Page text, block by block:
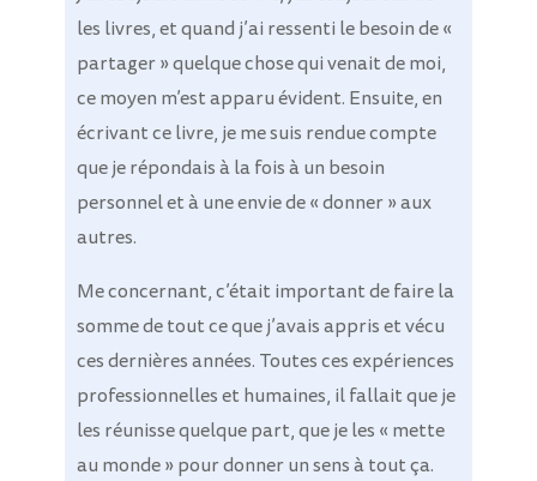
les livres, et quand j’ai ressenti le besoin de «
partager » quelque chose qui venait de moi,
ce moyen m’est apparu évident. Ensuite, en
écrivant ce livre, je me suis rendue compte
que je répondais à la fois à un besoin
personnel et à une envie de « donner » aux
autres.
Me concernant, c’était important de faire la
somme de tout ce que j’avais appris et vécu
ces dernières années. Toutes ces expériences
professionnelles et humaines, il fallait que je
les réunisse quelque part, que je les « mette
au monde » pour donner un sens à tout ça.